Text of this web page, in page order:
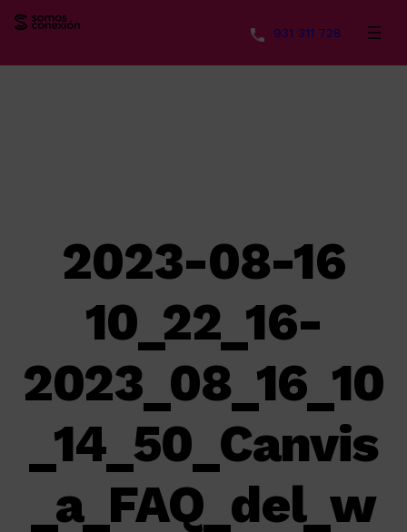
931 311 728
2023-08-16
10_22_16-
2023_08_16_10
_14_50_Canvis
_a_FAQ_del_w